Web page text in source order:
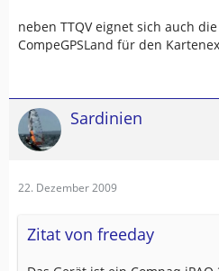
neben TTQV eignet sich auch
CompeGPSLand für den
Sardinien
22. Dezember 2009
Zitat von freeday